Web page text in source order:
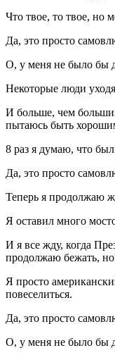
Что твое, то твое, но
Да, это просто
О, у меня не было бы
Некоторые люди
И больше, чем
пытаюсь быть
8 раз я думаю, что
Да, это просто
Теперь я продолжаю
Я оставил много
И я все жду, когда
продолжаю бежать, но
Я просто
повеселиться.
Да, это просто
О, у меня не было бы